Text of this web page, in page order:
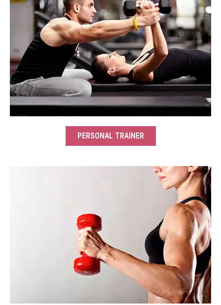
PERSONAL TRAINER